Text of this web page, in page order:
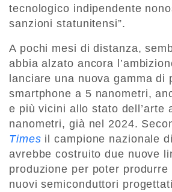
tecnologico indipendente
sanzioni statunitensi”.
A pochi mesi di distanza,
abbia alzato ancora
lanciare una nuova gamma di
smartphone a 5 nanometri,
e più vicini allo stato dell’arte
nanometri, già nel 2024.
Times il campione nazionale
avrebbe costruito due nuove
produzione per poter
nuovi semiconduttori